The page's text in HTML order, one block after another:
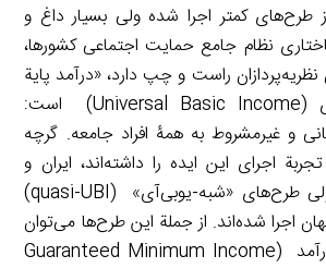
طرح‌های کمتر اجرا شده ولی بسیار داغ و
نظام جامع حمایت اجتماعی کشورها،
نظریه‌پردازان راست و چپ دارد، «درآمد پایة
همگانی» یا یوبی‌آی (Universal Basic Income) است:
و غیرمشروط به همۀ افراد جامعه. گرچه
اجرای این ایده را داشته‌اند، ایران و
مغولستان هستند، ولی طرح‌های «شبه-یوبی‌آی» (quasi-UBI)
اجرا شده‌اند. از جملة این طرح‌ها می‌توان
به تضمین حداقل درآمد (Guaranteed Minimum Income